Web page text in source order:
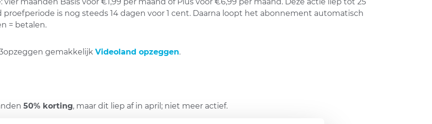
is nog steeds 14 dagen voor 1 cent. Daarna loopt het abonnement automatisch
= betalen.
gemakkelijk Videoland opzeggen.
50% korting, maar dit liep af in april; niet meer actief.